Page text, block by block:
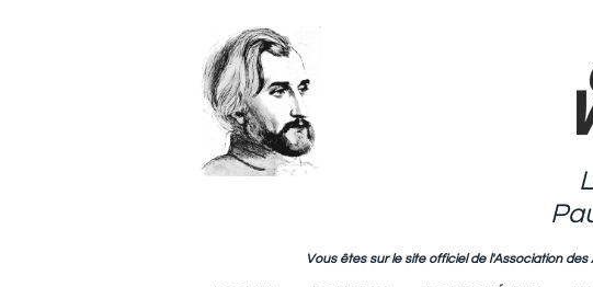
Vous êtes sur le site officiel de l'Association